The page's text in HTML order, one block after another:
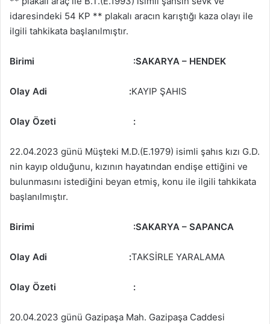
idaresindeki 54 KP ** plakalı aracın karıştığı kaza olayı ile
ilgili tahkikata başlanılmıştır.
Birimi :SAKARYA – HENDEK
Olay Adi :KAYIP ŞAHIS
Olay Özeti :
22.04.2023 günü Müşteki M.D.(E.1979) isimli şahıs kızı G.D.
nin kayıp olduğunu, kızının hayatından endişe ettiğini ve
bulunmasını istediğini beyan etmiş, konu ile ilgili tahkikata
başlanılmıştır.
Birimi :SAKARYA – SAPANCA
Olay Adi :TAKSİRLE YARALAMA
Olay Özeti :
20.04.2023 günü Gazipaşa Mah. Gazipaşa Caddesi